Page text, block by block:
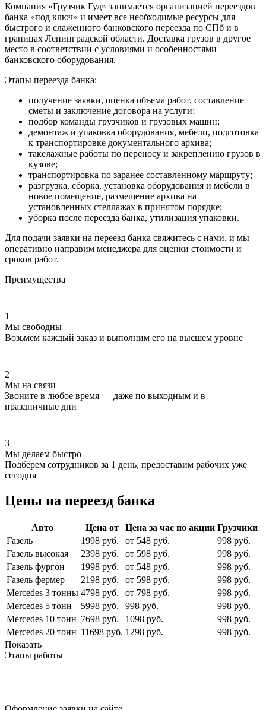
Компания «Грузчик Гуд» занимается организацией переездов
банка «под ключ» и имеет все необходимые ресурсы для
быстрого и слаженного банковского переезда по СПб и в
границах Ленинградской области. Доставка грузов в другое
место в соответствии с условиями и особенностями
банковского оборудования.
Этапы переезда банка:
получение заявки, оценка объема работ, составление
сметы и заключение договора на услуги;
подбор команды грузчиков и грузовых машин;
демонтаж и упаковка оборудования, мебели, подготовка
к транспортировке документального архива;
такелажные работы по переносу и закреплению грузов в
кузове;
транспортировка по заранее составленному маршруту;
разгрузка, сборка, установка оборудования и мебели в
новое помещение, размещение архива на
установленных стеллажах в принятом порядке;
уборка после переезда банка, утилизация упаковки.
Для подачи заявки на переезд банка свяжитесь с нами, и мы
оперативно направим менеджера для оценки стоимости и
сроков работ.
Преимущества
1
Мы свободны
Возьмем каждый заказ и выполним его на высшем уровне
2
Мы на связи
Звоните в любое время — даже по выходным и в
праздничные дни
3
Мы делаем быстро
Подберем сотрудников за 1 день, предоставим рабочих уже
сегодня
Цены на переезд банка
Авто Цена от Цена за час по акции Грузчики
Газель
1998 руб. от 548 руб.
998 руб.
Газель высокая
2398 руб. от 598 руб.
998 руб.
Газель фургон
1998 руб. от 548 руб.
998 руб.
Газель фермер
2198 руб. от 598 руб.
998 руб.
Mercedes 3 тонны 4798 руб. от 798 руб.
998 руб.
Mercedes 5 тонн
5998 руб. 998 руб.
998 руб.
Mercedes 10 тонн 7698 руб. 1098 руб.
998 руб.
Mercedes 20 тонн 11698 руб. 1298 руб.
998 руб.
Показать
Этапы работы